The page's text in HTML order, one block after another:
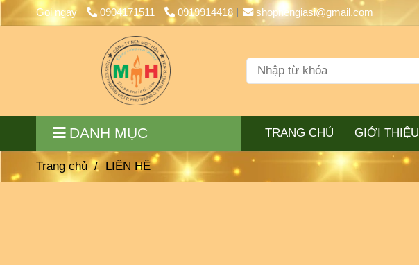
Gọi ngay 0904171511 0919914418 shopnengiasi@gmail.com
DANH MỤC TRANG CHỦ GIỚI THIỆU
Trang chủ / LIÊN HỆ